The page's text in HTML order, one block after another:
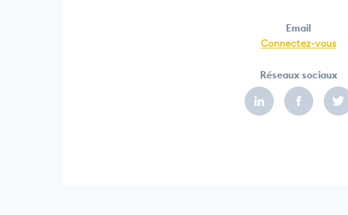
Email
Connectez-vous
Réseaux sociaux